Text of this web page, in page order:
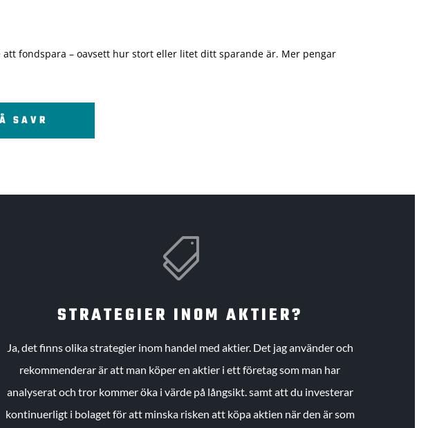
fondspara – oavsett hur stort eller litet ditt sparande är. Mer pengar
SAVR

STRATEGIER INOM AKTIER?
Ja, det finns olika strategier inom handel med aktier. Det jag använder och
rekommenderar är att man köper en aktier i ett företag som man har
analyserat och tror kommer öka i värde på långsikt. samt att du investerar
kontinuerligt i bolaget för att minska risken att köpa aktien när den är som